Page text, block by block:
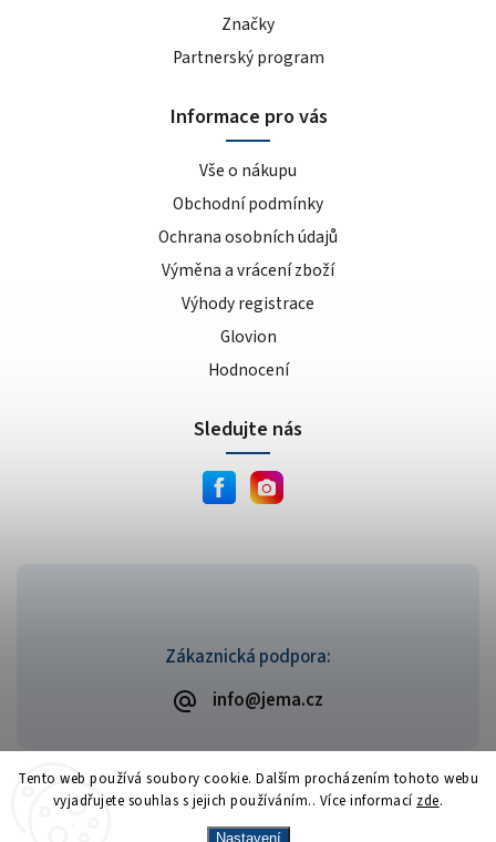
Tento web používá soubory cookie. Dalším procházením tohoto webu
vyjadřujete souhlas s jejich používáním.. Více informací zde.
Nastavení
Zákaznická podpora:
info@jema.cz
Značky
Partnerský program
Informace pro vás
Vše o nákupu
Obchodní podmínky
Ochrana osobních údajů
Výměna a vrácení zboží
Výhody registrace
Glovion
Hodnocení
Sledujte nás
Copyright 2026JEMA.cz. Všechna práva vyhrazena.
VytvořilShoptet| Design